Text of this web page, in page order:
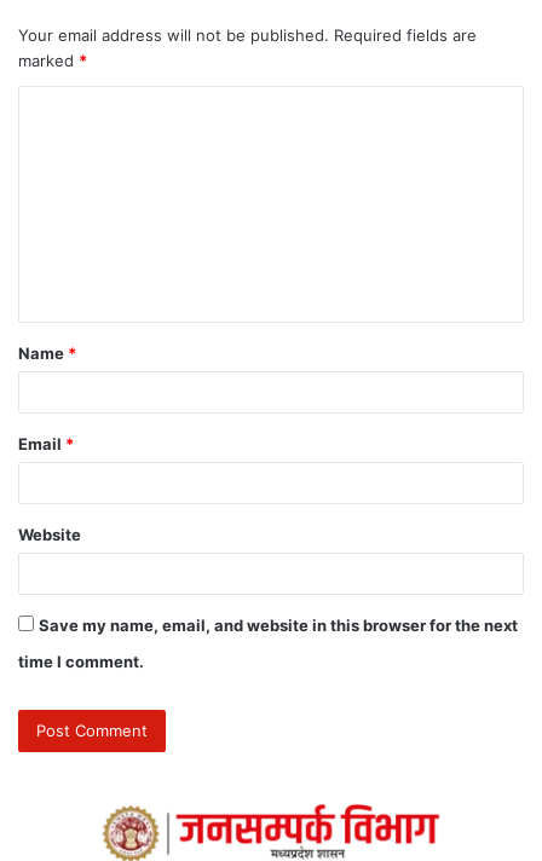
Your email address will not be published. Required fields are
marked *
Name *
Email *
Website
Save my name, email, and website in this browser for the next
time I comment.